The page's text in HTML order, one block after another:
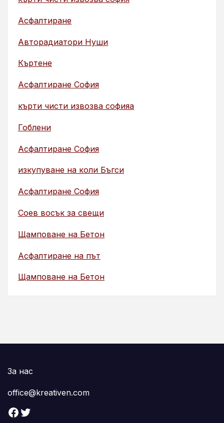
Асфалтиране
Авторадиатори Нуши
Къртене
Асфалтиране София
кърти чисти извозва софияа
Гоблени
Асфалтиране София
изкупуване на коли Бъгси
Асфалтиране София
Соев восък за свещи
Щамповане на Бетон
Асфалтиране на път
Щамповане на Бетон
За нас
office@kreativen.com
Facebook Twitter